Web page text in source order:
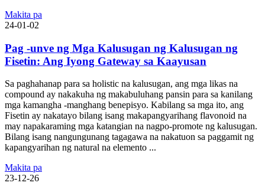
Makita pa
24-01-02
Pag -unve ng Mga Kalusugan ng Kalusugan ng
Fisetin: Ang Iyong Gateway sa Kaayusan
Sa paghahanap para sa holistic na kalusugan, ang mga likas na
compound ay nakakuha ng makabuluhang pansin para sa kanilang
mga kamangha -manghang benepisyo. Kabilang sa mga ito, ang
Fisetin ay nakatayo bilang isang makapangyarihang flavonoid na
may napakaraming mga katangian na nagpo-promote ng kalusugan.
Bilang isang nangungunang tagagawa na nakatuon sa paggamit ng
kapangyarihan ng natural na elemento ...
Makita pa
23-12-26